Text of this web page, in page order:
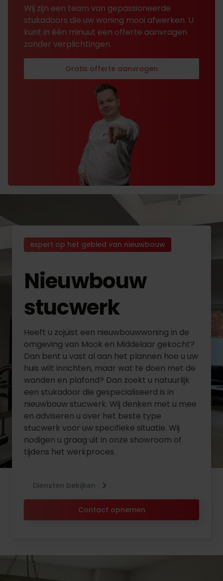
Wij zijn een team van gepassioneerde
stukadoors die uw woning mooi afwerken. U
kunt in één minuut een offerte aanvragen
zonder verplichtingen.
Gratis offerte aanvragen
expert op het gebied van nieuwbouw
Nieuwbouw
stucwerk
Heeft u zojuist een nieuwbouwwoning in de
omgeving van Mook en Middelaar gekocht?
Dan bent u vast al aan het plannen hoe u uw
huis wilt inrichten, maar wat te doen met de
wanden en plafond? Dan zoekt u natuurlijk
een stukadoor die gespecialiseerd is in
nieuwbouw stucwerk. Wij denken met u mee
en adviseren u over het beste type
stucwerk voor uw specifieke situatie. Wij
nodigen u graag uit in onze showroom of
tijdens het werkproces.
Contact opnemen
Diensten bekijken